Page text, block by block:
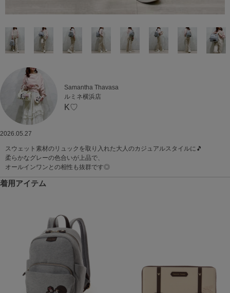
Samantha Thavasa
ルミネ横浜店
K♡
2026.05.27
スウェット素材のリュックを取り入れた大人のカジュアルスタイルに🎵
柔らかなグレーの色合いが上品で、
オールインワンとの相性も抜群です◎
着用アイテム